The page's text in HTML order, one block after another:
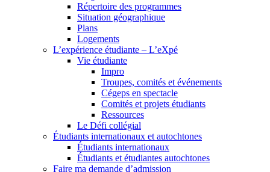
Répertoire des programmes
Situation géographique
Plans
Logements
L’expérience étudiante – L’eXpé
Vie étudiante
Impro
Troupes, comités et événements
Cégeps en spectacle
Comités et projets étudiants
Ressources
Le Défi collégial
Étudiants internationaux et autochtones
Étudiants internationaux
Étudiants et étudiantes autochtones
Faire ma demande d’admission